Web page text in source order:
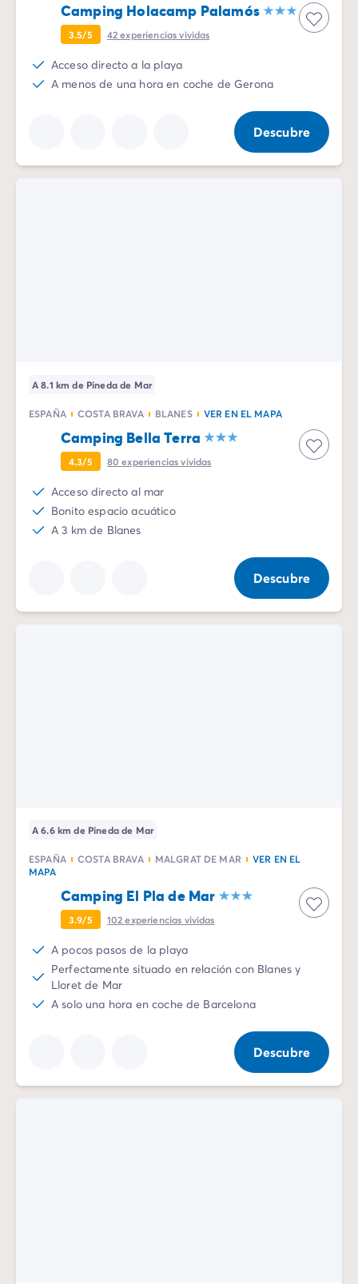
Camping Holacamp Palamós
3.5/5 42experiencias vividas
Acceso directo a la playa
A menos de una hora en coche de Gerona
Descubre
A 8.1 km de Pineda de Mar
ESPAÑA COSTA BRAVA BLANES VER EN EL MAPA
Camping Bella Terra
4.3/5 80experiencias vividas
Acceso directo al mar
Bonito espacio acuático
A 3 km de Blanes
Descubre
A 6.6 km de Pineda de Mar
ESPAÑA COSTA BRAVA MALGRAT DE MAR
VER EN EL
MAPA
Camping El Pla de Mar
3.9/5 102experiencias vividas
A pocos pasos de la playa
Perfectamente situado en relación con Blanes y
Lloret de Mar
A solo una hora en coche de Barcelona
Descubre